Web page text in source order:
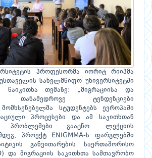
პროფესორმა იორიტ რიიპმა
სახელმწიფო უნივერსიტეტში
წაიკითხა თემაზე: „მიგრაციისა და
თანამედროვე ტენდენციები
სტუდენტებს ევროპაში
პროცესები და ამ საკითხთან
პრობლემები გააცნო. ლექციის
პროექტ ENIGMMA-ს ფარგლებში
განვითარების საერთაშორისო
და მიგრაციის საკითხთა სამთავრობო